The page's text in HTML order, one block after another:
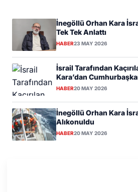
İnegöllü Orhan Kara
Tek Tek Anlattı
HABER23 MAY 2026
İsrail Tarafından
Kara’dan
HABER20 MAY 2026
İnegöllü Orhan Kara
Alıkonuldu
HABER20 MAY 2026